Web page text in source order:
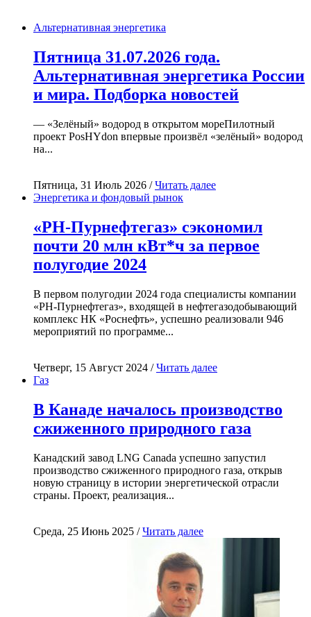
Альтернативная энергетика
Пятница 31.07.2026 года.
Альтернативная энергетика России
и мира. Подборка новостей
— «Зелёный» водород в открытом мореПилотный
проект PosHYdon впервые произвёл «зелёный» водород
на...
Пятница, 31 Июль 2026 /Читать далее
Энергетика и фондовый рынок
«РН-Пурнефтегаз» сэкономил
почти 20 млн кВт*ч за первое
полугодие 2024
В первом полугодии 2024 года специалисты компании
«РН-Пурнефтегаз», входящей в нефтегазодобывающий
комплекс НК «Роснефть», успешно реализовали 946
мероприятий по программе...
Четверг, 15 Август 2024 /Читать далее
Газ
В Канаде началось производство
сжиженного природного газа
Канадский завод LNG Canada успешно запустил
производство сжиженного природного газа, открыв
новую страницу в истории энергетической отрасли
страны. Проект, реализация...
Среда, 25 Июнь 2025 /Читать далее